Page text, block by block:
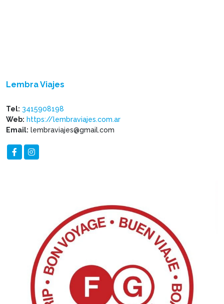
Lembra Viajes
Tel: 3415908198
Web: https://lembraviajes.com.ar
Email: lembraviajes@gmail.com